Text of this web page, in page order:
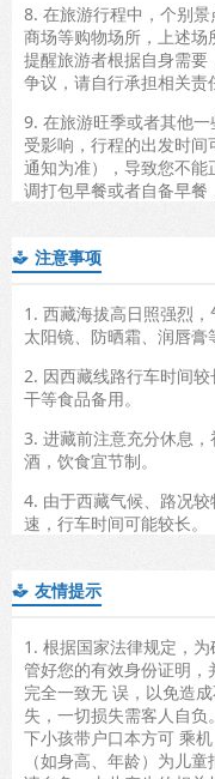
8. 在旅游行程中，个别
商场等购物场所，上述
提醒旅游者根据自身需
争议，请自行承担相关责
9. 在旅游旺季或者其他
受影响，行程的出发时
通知为准），导致您不
调打包早餐或者自备早餐
 注意事项
1. 西藏海拔高日照强烈
太阳镜、防晒霜、润唇膏
2. 因西藏线路行车时间
干等食品备用。
3. 进藏前注意充分休息
酒，饮食宜节制。
4. 由于西藏气候、路况
速，行车时间可能较长。
 友情提示
1. 根据国家法律规定，
管好您的有效身份证明
完全一致无 误，以免造
失，一切损失需客人自
下小孩带户口本方可 乘
（如身高、年龄）为儿